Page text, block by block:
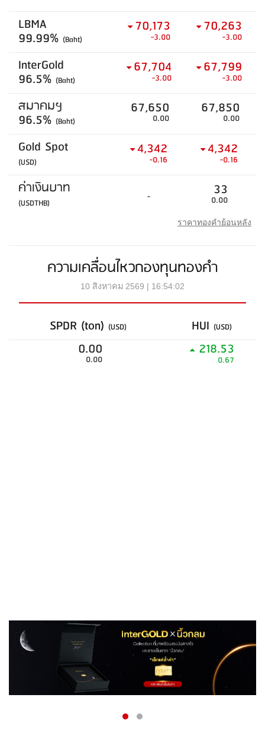
LBMA
99.99% (Baht)
70,173
-3.00
70,263
-3.00
InterGold
96.5% (Baht)
67,704
-3.00
67,799
-3.00
สมาคมฯ
96.5% (Baht)
67,650
0.00
67,850
0.00
Gold Spot
(USD)
4,342
-0.16
4,342
-0.16
ค่าเงินบาท
(USDTHB) - 33
0.00
ราคาทองคำย้อนหลัง
ความเคลื่อนไหวกองทุนทองคำ
10 สิงหาคม 2569 | 16:54:02
SPDR (ton) (USD) HUI (USD)
0.00
0.00
218.53
0.67